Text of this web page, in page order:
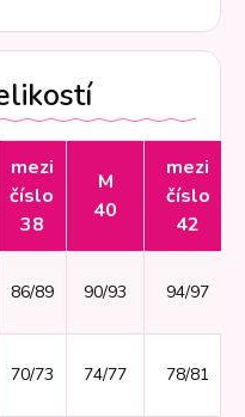
mezi
číslo
38
M
40
mezi
číslo
42
86/89 90/93 94/97
70/73 74/77 78/81